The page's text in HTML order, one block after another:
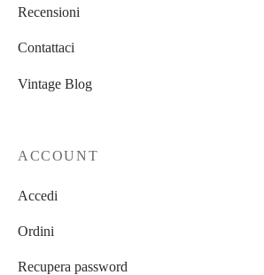
Recensioni
Contattaci
Vintage Blog
ACCOUNT
Accedi
Ordini
Recupera password